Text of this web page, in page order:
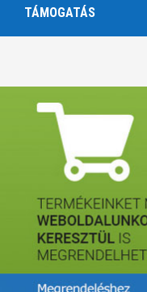
TÁMOGATÁS